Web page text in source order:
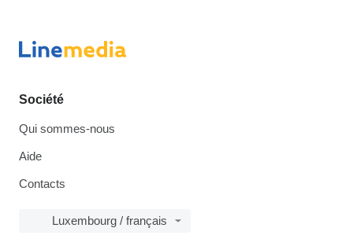
Société
Qui sommes-nous
Aide
Contacts
Luxembourg / français